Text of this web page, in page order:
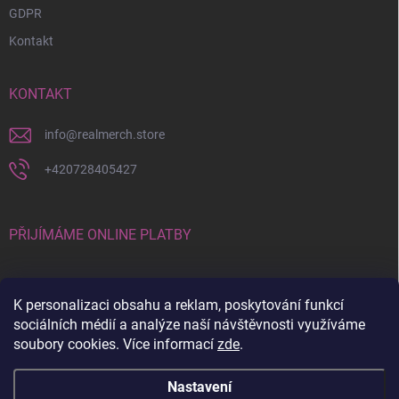
K personalizaci obsahu a reklam, poskytování funkcí
sociálních médií a analýze naší návštěvnosti využíváme
soubory cookies. Více informací zde.
Nastavení
GDPR
Kontakt
KONTAKT
info@realmerch.store
+420728405427
PŘIJÍMÁME ONLINE PLATBY
Stav objednávky a vrácení zboží